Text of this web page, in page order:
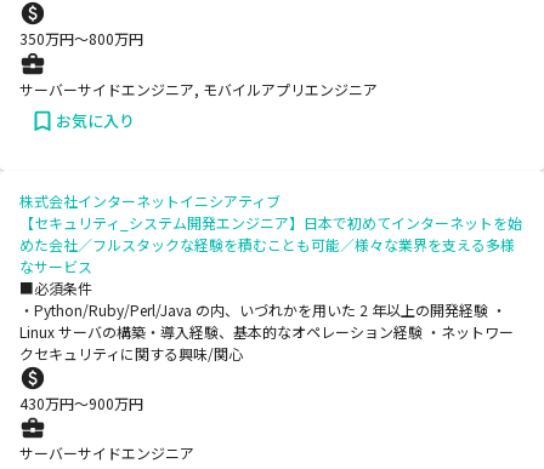
350万円〜800万円
サーバーサイドエンジニア, モバイルアプリエンジニア
お気に入り
株式会社インターネットイニシアティブ
【セキュリティ_システム開発エンジニア】日本で初めてインターネットを始
めた会社／フルスタックな経験を積むことも可能／様々な業界を支える多様
なサービス
■必須条件
・Python/Ruby/Perl/Java の内、いづれかを用いた 2 年以上の開発経験 ・
Linux サーバの構築・導入経験、基本的なオペレーション経験 ・ネットワー
クセキュリティに関する興味/関心
430万円〜900万円
サーバーサイドエンジニア